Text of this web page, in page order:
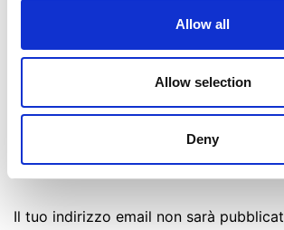
Allow all
Allow selection
Deny
Marzo 22, 2024DiLa
Categorie:News Taggato
inaugurazioneannoaccademico,
laureahonoriscausa,PaoloBenanti
Lascia un
Il tuo indirizzo email non sarà